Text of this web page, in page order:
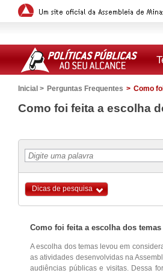
Inicial > Perguntas Frequentes > Como
Como foi feita a escolha
impressão
Dicas de pesquisa
Como foi feita a escolha dos
A escolha dos temas levou em
as atividades desenvolvidas na
audiências públicas e visitas. Dessa